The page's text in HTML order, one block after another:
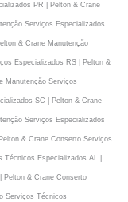
PR | Pelton & Crane
Serviços Especializados
& Crane Manutenção
Especializados RS | Pelton &
Manutenção Serviços
SC | Pelton & Crane
Serviços Especializados
& Crane Conserto Serviços
Especializados AL |
Pelton & Crane Conserto
Serviços Técnicos